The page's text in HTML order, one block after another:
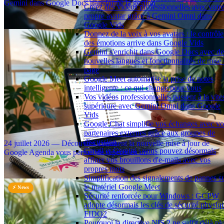
Créez des vidéos professionnelles avec votre
propre avatar grâce à Gemini Omni dans
Google Vids
Donnez de la voix à vos avatars : le contrôle
des émotions arrive dans Google Vids
Gemini s'enrichit dans Google Docs avec de
nouvelles langues et fonctionnalités de mise
page
Google Meet automatise la prise de notes
intelligente : ce qui change pour vous
Vos vidéos professionnelles passent à la
supérieure avec Gemini Omni dans Google
Vids
Google Chat simplifie vos échanges avec
partenaires externes grâce aux groupes de
discussion
Gmail et Gemini : vous pouvez désormais
affiner vos brouillons d'e-mails avec vos
propres mots
Simplification des signalements de pannes
le matériel Google Meet
Sécurité renforcée pour Windows : GCPW
adopte désormais les clés de sécurité
FIDO2
Gemini dans Google Docs transforme la gestion …
⏱️ 3 min
Une nouvelle icône dans Google Agenda pour identifier
instantanément les délégataires de calendrier
24 juillet 2026 — Découvrez comment la nouvelle mise à jour de
Google Agenda vous permet de repérer en un …
⏱️ 3 min
⚡ News